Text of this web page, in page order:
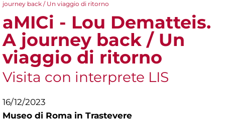
You are here
journey back / Un viaggio di ritorno
aMICi - Lou Dematteis.
A journey back / Un
viaggio di ritorno
Visita con interprete LIS
16/12/2023
Museo di Roma in Trastevere